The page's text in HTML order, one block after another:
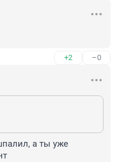
+2 –0
а ты уже